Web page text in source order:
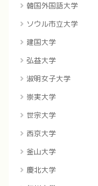
韓国外国語大学
ソウル市立大学
建国大学
弘益大学
淑明女子大学
崇実大学
世宗大学
西京大学
釜山大学
慶北大学